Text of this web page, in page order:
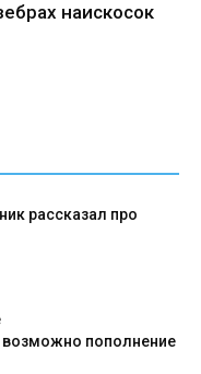
наискосок
рассказал про
возможно пополнение